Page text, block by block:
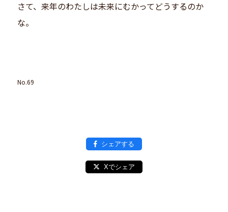
さて、来年のわたしは未来にむかってどうするのか
な。
No.69
シェアする
Xでシェア